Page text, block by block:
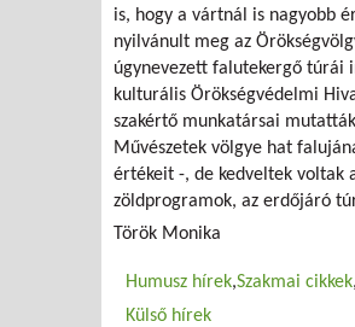
is, hogy a vártnál is nagyobb
nyilvánult meg az
úgynevezett falutekergő túrái
kulturális Örökségvédelmi
szakértő munkatársai
Művészetek völgye hat
értékeit -, de kedveltek voltak
zöldprogramok, az erdőjáró
Török Monika
Humusz hírek Szakmai cikkek
Külső hírek